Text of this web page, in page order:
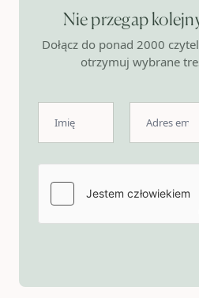
Nie przegap
Dołącz do ponad 2000
otrzymuj wybrane